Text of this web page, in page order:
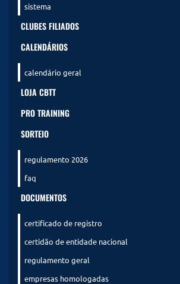
sistema
CLUBES FILIADOS
CALENDÁRIOS
calendário geral
LOJA CBTT
PRO TRAINING
SORTEIO
regulamento 2026
faq
DOCUMENTOS
certificado de registro
certidão de entidade nacional
regulamento geral
empresas homologadas